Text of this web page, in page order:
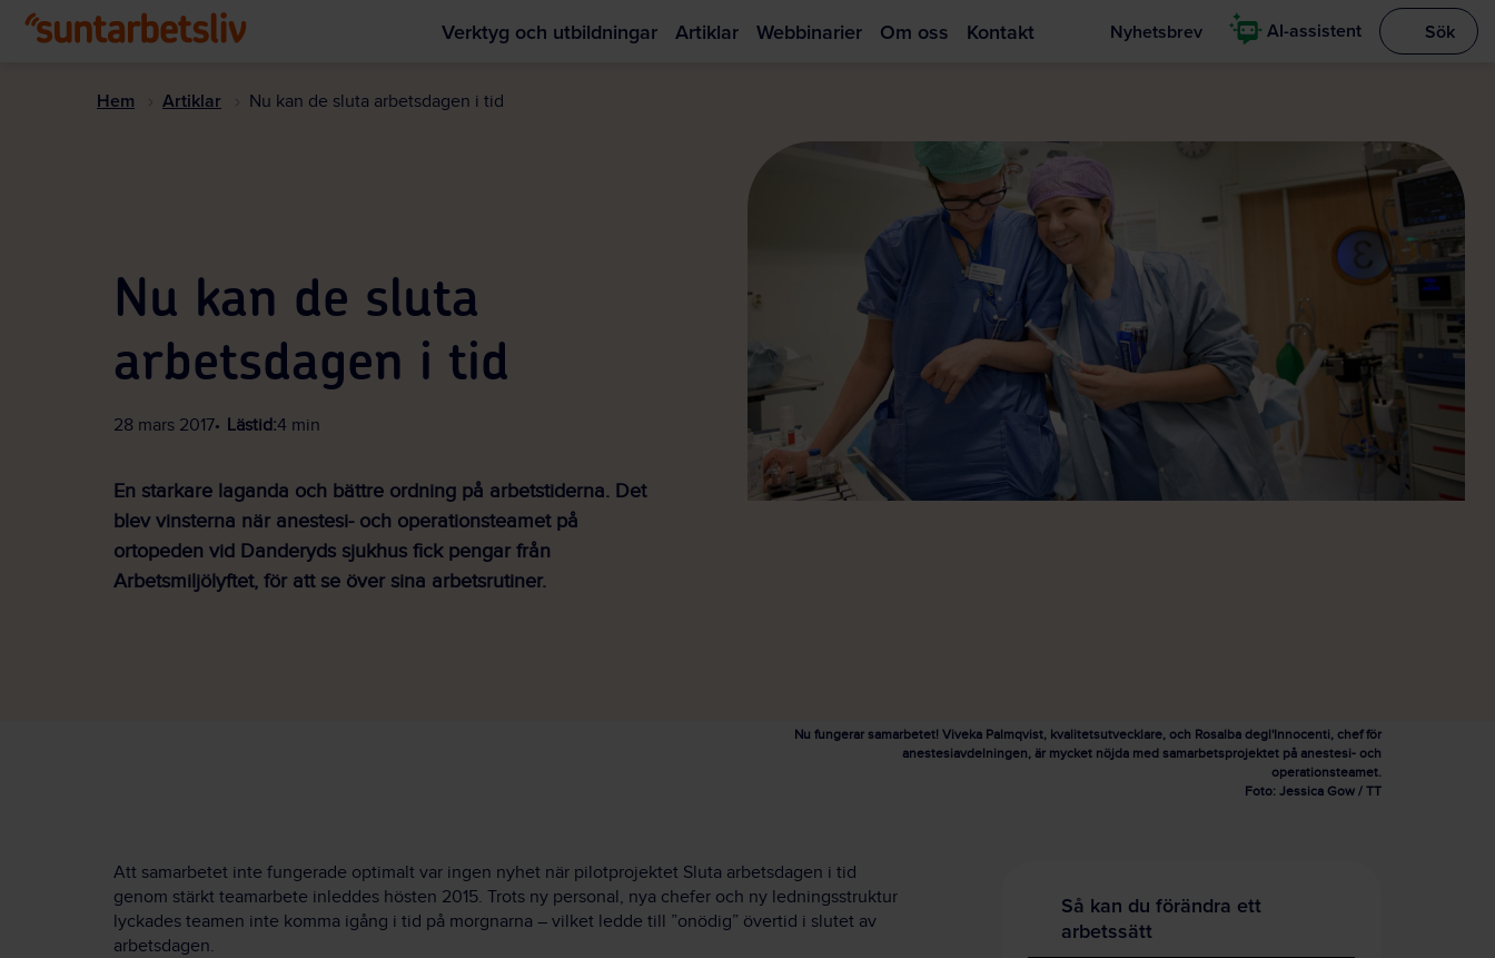
Verktyg och utbildningar Artiklar Webbinarier Om oss Kontakt Nyhetsbrev AI-assistent Visa
Sök
Hem Artiklar Nu kan de sluta arbetsdagen i tid
Nu kan de sluta
arbetsdagen i tid
28 mars 2017 Lästid:4 min
En starkare laganda och bättre ordning på arbetstiderna. Det
blev vinsterna när anestesi- och operationsteamet på
ortopeden vid Danderyds sjukhus fick pengar från
Arbetsmiljölyftet, för att se över sina arbetsrutiner.
Nu fungerar samarbetet! Viveka Palmqvist, kvalitetsutvecklare, och Rosalba degl'Innocenti, chef för
anestesiavdelningen, är mycket nöjda med samarbetsprojektet på anestesi- och
operationsteamet.
Foto: Jessica Gow / TT
Att samarbetet inte fungerade optimalt var ingen nyhet när pilotprojektet Sluta arbetsdagen i tid
genom stärkt teamarbete inleddes hösten 2015. Trots ny personal, nya chefer och ny ledningsstruktur
lyckades teamen inte komma igång i tid på morgnarna – vilket ledde till ”onödig” övertid i slutet av
arbetsdagen.
Så kan du förändra ett
arbetssätt